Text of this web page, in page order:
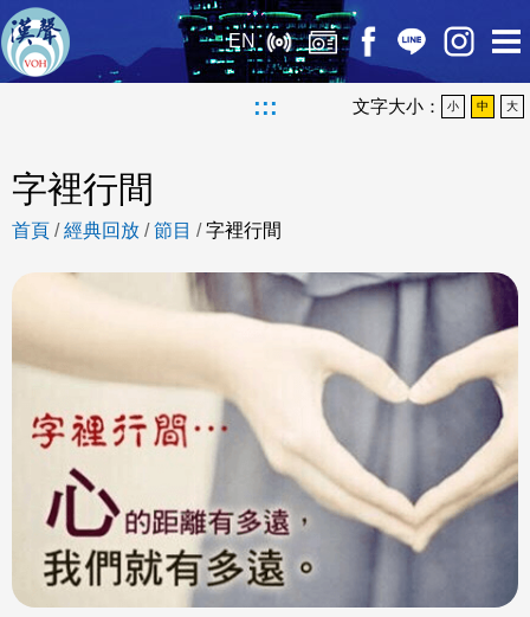
EN
::: 文字大小： 小 中 大
字裡行間
首頁 /經典回放 /節目 /字裡行間